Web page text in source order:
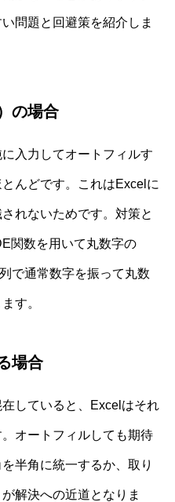
問題と回避策を紹介しま
の場合
入力してオートフィルす
んどです。これはExcelに
れないためです。対策と
関数を用いて丸数字の
で通常数字を振って丸数
す。
場合
していると、Excelはそれ
オートフィルしても期待
半角に統一するか、取り
解決への近道となりま